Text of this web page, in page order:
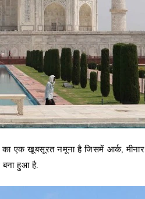
का एक खूबसूरत नमूना है जिसमें आर्क, मीनार
हुआ है.